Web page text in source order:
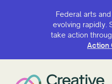
Federal arts
evolving rapidly.
take action
Action